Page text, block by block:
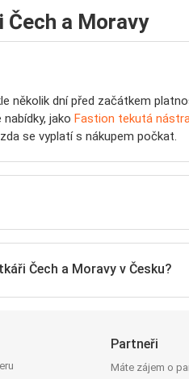
a Moravy
několik dní před začátkem
jako Fastion tekutá
se vyplatí s nákupem počkat.
Čech a Moravy v Česku?
Partneři
Máte zájem o